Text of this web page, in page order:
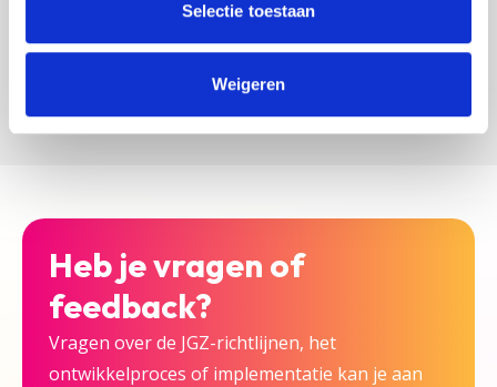
Selectie toestaan
Weigeren
Versturen
Heb je vragen of
feedback?
Vragen over de JGZ-richtlijnen, het
ontwikkelproces of implementatie kan je aan